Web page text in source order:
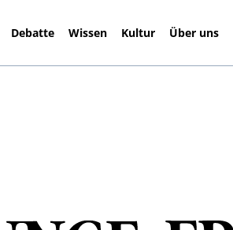
Debatte Wissen Kultur Über uns